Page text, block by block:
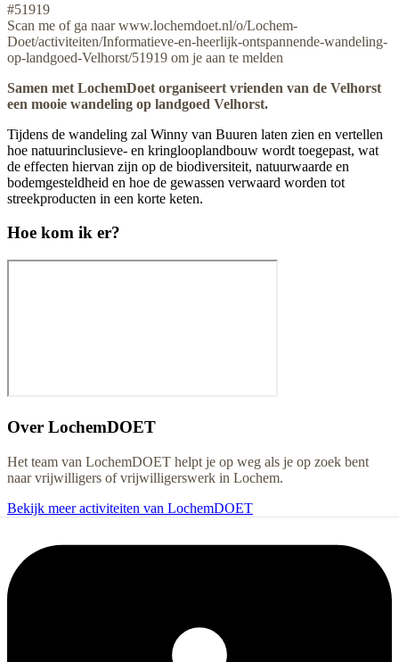
#51919
Scan me of ga naar www.lochemdoet.nl/o/Lochem-
Doet/activiteiten/Informatieve-en-heerlijk-ontspannende-wandeling-
op-landgoed-Velhorst/51919 om je aan te melden
Samen met LochemDoet organiseert vrienden van de Velhorst
een mooie wandeling op landgoed Velhorst.
Tijdens de wandeling zal Winny van Buuren laten zien en vertellen
hoe natuurinclusieve- en kringlooplandbouw wordt toegepast, wat
de effecten hiervan zijn op de biodiversiteit, natuurwaarde en
bodemgesteldheid en hoe de gewassen verwaard worden tot
streekproducten in een korte keten.
Hoe kom ik er?
Over LochemDOET
Het team van LochemDOET helpt je op weg als je op zoek bent
naar vrijwilligers of vrijwilligerswerk in Lochem.
Bekijk meer activiteiten van LochemDOET